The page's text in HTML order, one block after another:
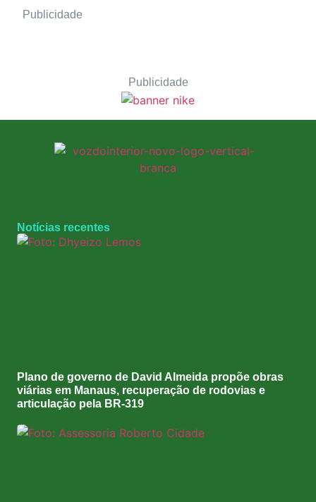
Publicidade
Publicidade
Notícias recentes
Plano de governo de David Almeida propõe obras
viárias em Manaus, recuperação de rodovias e
articulação pela BR-319